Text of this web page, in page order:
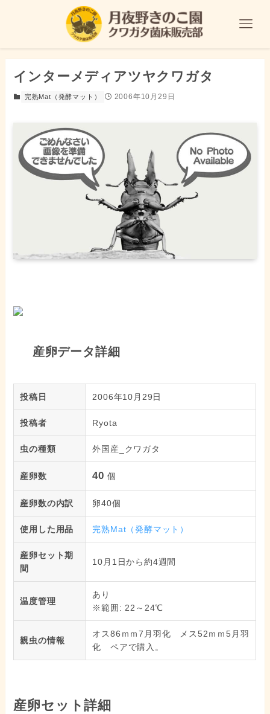
インターメディアツヤクワガタ
完熟Mat（発酵マット） 2006年10月29日
産卵データ詳細
投稿日 2006年10月29日
投稿者 Ryota
虫の種類 外国産_クワガタ
産卵数 40 個
産卵数の内訳 卵40個
使用した用品 完熟Mat（発酵マット）
産卵セット期
間
10月1日から約4週間
温度管理
あり
※範囲: 22～24℃
親虫の情報
オス86ｍｍ7月羽化 メス52ｍｍ5月羽
化 ペアで購入。
産卵セット詳細